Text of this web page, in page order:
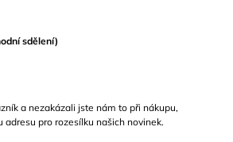
sdělení)
a nezakázali jste nám to při nákupu,
pro rozesílku našich novinek.